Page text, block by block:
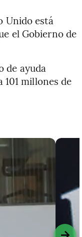
Unido está
el Gobierno de
de ayuda
millones de